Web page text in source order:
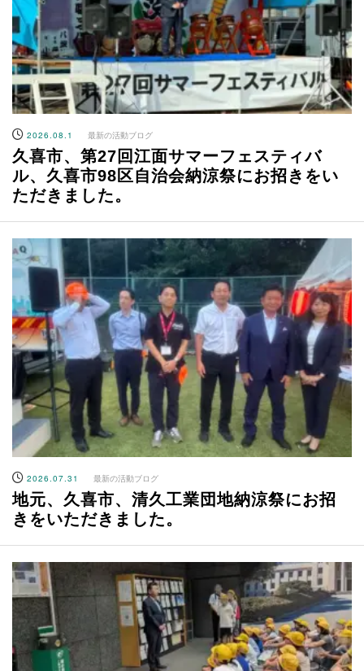
2026.08.1 最新の活動ブログ
久喜市、第27回江面サマーフェスティバ
ル、久喜市98区自治会納涼祭にお招きをい
ただきました。
2026.07.31 最新の活動ブログ
地元、久喜市、清久工業団地納涼祭にお招
きをいただきました。